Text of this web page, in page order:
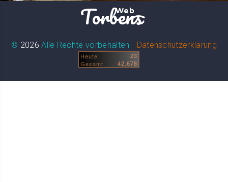
Torbens
Web
© 2026 Alle Rechte vorbehalten - Datenschutzerklärung